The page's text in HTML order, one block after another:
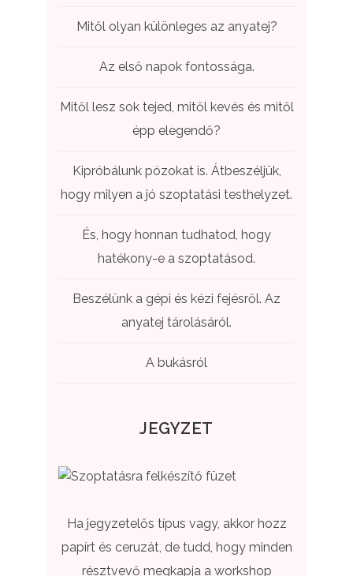
Mitől olyan különleges az anyatej?
Az első napok fontossága.
Mitől lesz sok tejed, mitől kevés és mitől
épp elegendő?
Kipróbálunk pózokat is. Átbeszéljük,
hogy milyen a jó szoptatási testhelyzet.
És, hogy honnan tudhatod, hogy
hatékony-e a szoptatásod.
Beszélünk a gépi és kézi fejésről. Az
anyatej tárolásáról.
A bukásról
JEGYZET
Ha jegyzetelős típus vagy, akkor hozz
papírt és ceruzát, de tudd, hogy minden
résztvevő megkapja a workshop